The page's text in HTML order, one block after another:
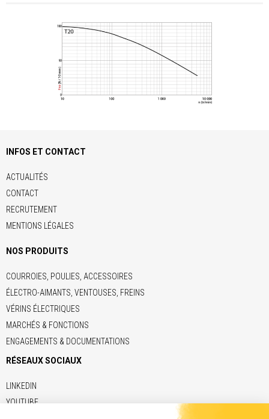
INFOS ET CONTACT
ACTUALITÉS
CONTACT
RECRUTEMENT
MENTIONS LÉGALES
NOS PRODUITS
COURROIES, POULIES, ACCESSOIRES
ÉLECTRO-AIMANTS, VENTOUSES, FREINS
VÉRINS ÉLECTRIQUES
MARCHÉS & FONCTIONS
ENGAGEMENTS & DOCUMENTATIONS
RÉSEAUX SOCIAUX
LINKEDIN
YOUTUBE